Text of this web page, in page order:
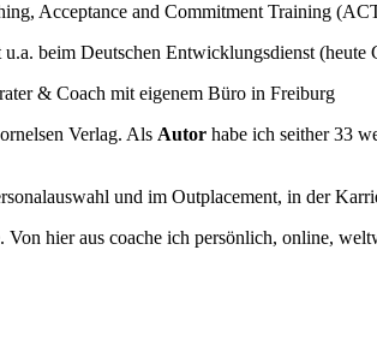
Acceptance and Commitment Training
beim Deutschen Entwicklungsdienst
& Coach mit eigenem Büro in Freiburg
Verlag. Als Autor habe ich seither 33
und im Outplacement, in der
hier aus coache ich persönlich, online,